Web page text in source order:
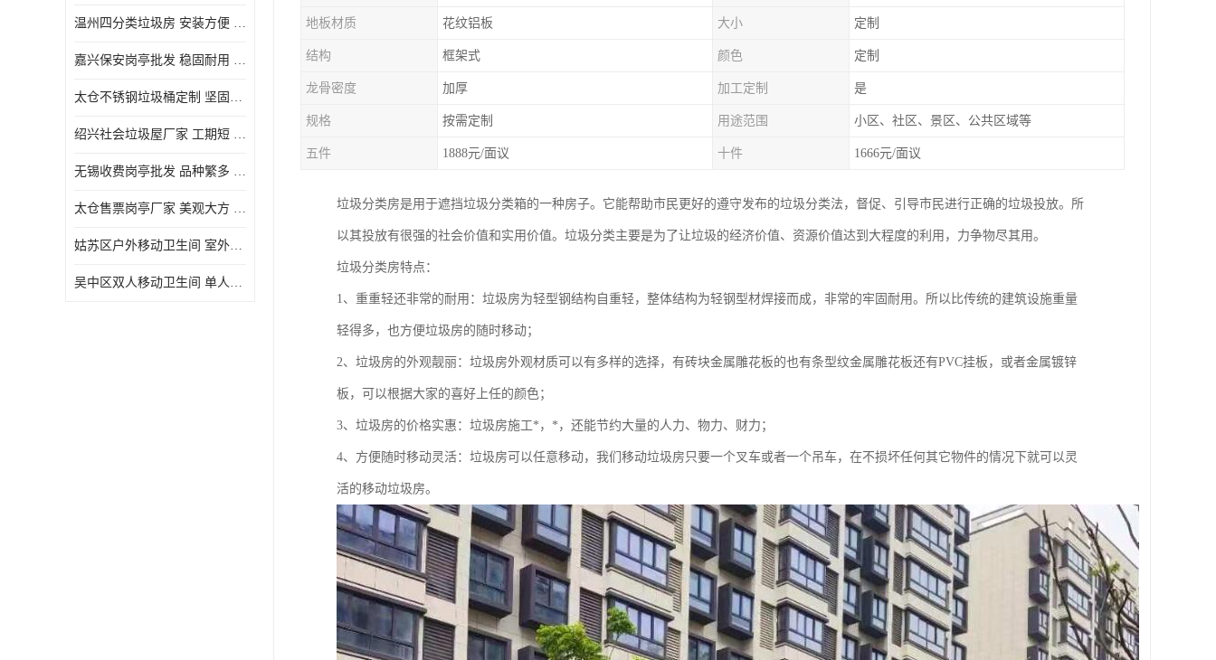
温州四分类垃圾房 安装方便 可移动位置且方便
嘉兴保安岗亭批发 稳固耐用 使用价值高
太仓不锈钢垃圾桶定制 坚固耐用 绝缘性能好
绍兴社会垃圾屋厂家 工期短 便于居民集中投放
无锡收费岗亭批发 品种繁多 适用多场合
太仓售票岗亭厂家 美观大方 使用寿命长
姑苏区户外移动卫生间 室外临时单人厕所供应厂家
吴中区双人移动卫生间 单人厕所供应厂家
地板材质 花纹铝板 大小 定制
结构 框架式 颜色 定制
龙骨密度 加厚 加工定制 是
规格 按需定制 用途范围 小区、社区、景区、公共区域等
五件 1888元/面议 十件 1666元/面议
垃圾分类房是用于遮挡垃圾分类箱的一种房子。它能帮助市民更好的遵守发布的垃圾分类法，督促、引导市民进行正确的垃圾投放。所
以其投放有很强的社会价值和实用价值。垃圾分类主要是为了让垃圾的经济价值、资源价值达到大程度的利用，力争物尽其用。
垃圾分类房特点：
1、重重轻还非常的耐用：垃圾房为轻型钢结构自重轻，整体结构为轻钢型材焊接而成，非常的牢固耐用。所以比传统的建筑设施重量
轻得多，也方便垃圾房的随时移动；
2、垃圾房的外观靓丽：垃圾房外观材质可以有多样的选择，有砖块金属雕花板的也有条型纹金属雕花板还有PVC挂板，或者金属镀锌
板，可以根据大家的喜好上任的颜色；
3、垃圾房的价格实惠：垃圾房施工*，*，还能节约大量的人力、物力、财力；
4、方便随时移动灵活：垃圾房可以任意移动，我们移动垃圾房只要一个叉车或者一个吊车，在不损坏任何其它物件的情况下就可以灵
活的移动垃圾房。